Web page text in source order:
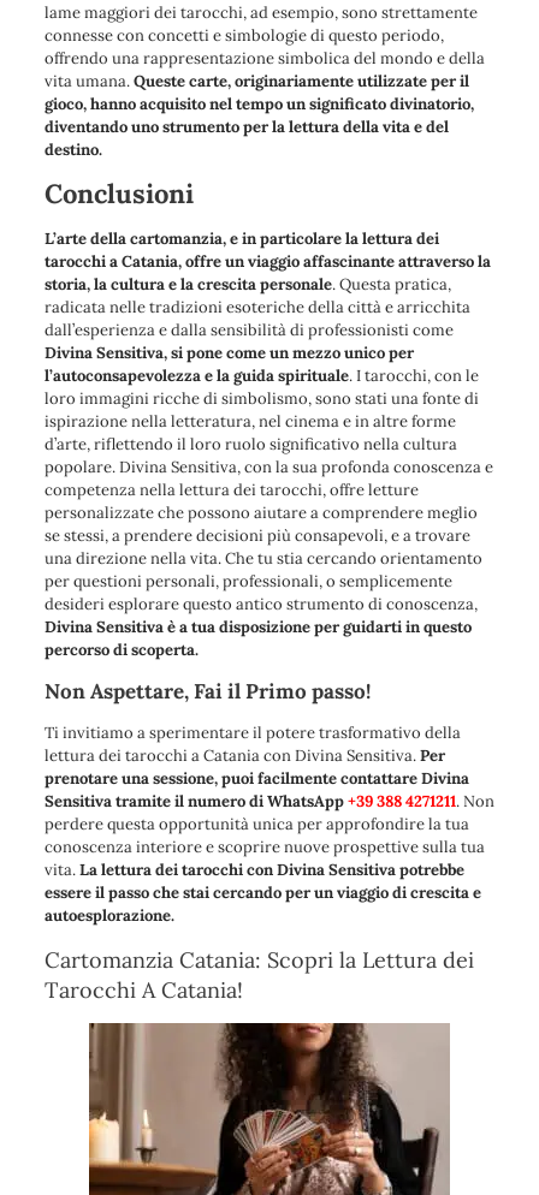
lame maggiori dei tarocchi, ad esempio, sono strettamente
connesse con concetti e simbologie di questo periodo,
offrendo una rappresentazione simbolica del mondo e della
vita umana.Queste carte, originariamente utilizzate per il
gioco, hanno acquisito nel tempo un significato divinatorio,
diventando uno strumento per la lettura della vita e del
destino.
Conclusioni
L’arte della cartomanzia, e in particolare la lettura dei
tarocchi a Catania, offre un viaggio affascinante attraverso la
storia, la cultura e la crescita personale. Questa pratica,
radicata nelle tradizioni esoteriche della città e arricchita
dall’esperienza e dalla sensibilità di professionisti come
Divina Sensitiva, si pone come un mezzo unico per
l’autoconsapevolezza e la guida spirituale. I tarocchi, con le
loro immagini ricche di simbolismo, sono stati una fonte di
ispirazione nella letteratura, nel cinema e in altre forme
d’arte, riflettendo il loro ruolo significativo nella cultura
popolare. Divina Sensitiva, con la sua profonda conoscenza e
competenza nella lettura dei tarocchi, offre letture
personalizzate che possono aiutare a comprendere meglio
se stessi, a prendere decisioni più consapevoli, e a trovare
una direzione nella vita. Che tu stia cercando orientamento
per questioni personali, professionali, o semplicemente
desideri esplorare questo antico strumento di conoscenza,
Divina Sensitiva è a tua disposizione per guidarti in questo
percorso di scoperta.
Non Aspettare, Fai il Primo passo!
Ti invitiamo a sperimentare il potere trasformativo della
lettura dei tarocchi a Catania con Divina Sensitiva.Per
prenotare una sessione, puoi facilmente contattare Divina
Sensitiva tramite il numero di WhatsApp+39 388 4271211. Non
perdere questa opportunità unica per approfondire la tua
conoscenza interiore e scoprire nuove prospettive sulla tua
vita.La lettura dei tarocchi con Divina Sensitiva potrebbe
essere il passo che stai cercando per un viaggio di crescita e
autoesplorazione.
Cartomanzia Catania: Scopri la Lettura dei
Tarocchi A Catania!